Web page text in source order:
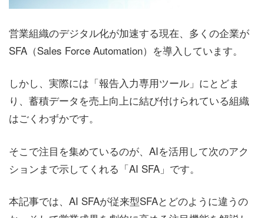
営業組織のデジタル化が加速する現在、多くの企業が
SFA（Sales Force Automation）を導入しています。
しかし、実際には「報告入力専用ツール」にとどま
り、蓄積データを売上向上に結び付けられている組織
はごくわずかです。
そこで注目を集めているのが、AIを活用して次のアク
ションまで示してくれる「AI SFA」です。
本記事では、AI SFAが従来型SFAとどのように違うの